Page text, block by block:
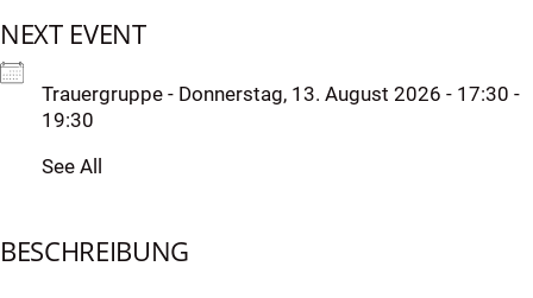
NEXT EVENT
Trauergruppe - Donnerstag, 13. August 2026 - 17:30 -
19:30
See All
BESCHREIBUNG